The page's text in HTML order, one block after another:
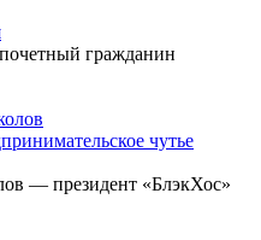
гражданин
чутье
— президент «БлэкХос»